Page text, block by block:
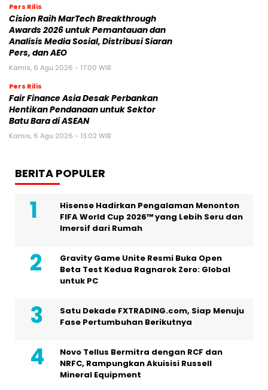
Pers Rilis
Cision Raih MarTech Breakthrough
Awards 2026 untuk Pemantauan dan
Analisis Media Sosial, Distribusi Siaran
Pers, dan AEO
Kamis, 6 Agu 2026 - 17:00 WIB
Pers Rilis
Fair Finance Asia Desak Perbankan
Hentikan Pendanaan untuk Sektor
Batu Bara di ASEAN
Kamis, 6 Agu 2026 - 13:02 WIB
BERITA POPULER
Hisense Hadirkan Pengalaman Menonton
FIFA World Cup 2026™ yang Lebih Seru dan
Imersif dari Rumah
Gravity Game Unite Resmi Buka Open
Beta Test Kedua Ragnarok Zero: Global
untuk PC
Satu Dekade FXTRADING.com, Siap Menuju
Fase Pertumbuhan Berikutnya
Novo Tellus Bermitra dengan RCF dan
NRFC, Rampungkan Akuisisi Russell
Mineral Equipment